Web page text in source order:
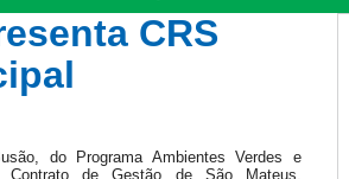
CRS
do Programa Ambientes Verdes e
Contrato de Gestão de São Mateus,